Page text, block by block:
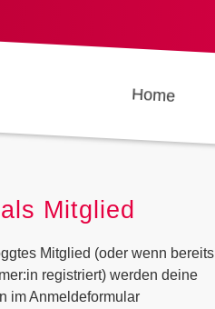
Home
Mitglied
Mitglied (oder wenn bereits
registriert) werden deine
im Anmeldeformular